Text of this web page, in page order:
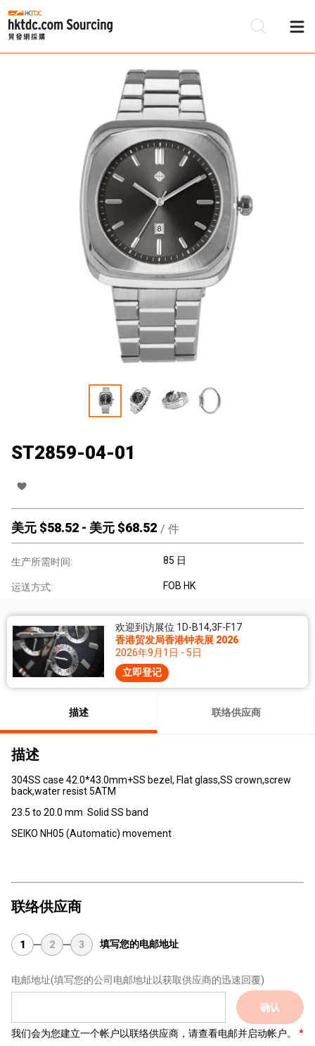
ST2859-04-01
美元 $58.52 - 美元 $68.52 / 件
生产所需时间: 85 日
运送方式: FOB HK
欢迎到访展位 1D-B14,3F-F17
香港贸发局香港钟表展 2026
2026年9月1日 - 5日
立即登记
描述 联络供应商
描述
304SS case 42.0*43.0mm+SS bezel, Flat glass,SS crown,screw
back,water resist 5ATM
23.5 to 20.0 mm Solid SS band
SEIKO NH05 (Automatic) movement
联络供应商
1 2 3 填写您的电邮地址
电邮地址(填写您的公司电邮地址以获取供应商的迅速回覆)
确认
我们会为您建立一个帐户以联络供应商，请查看电邮并启动帐户。